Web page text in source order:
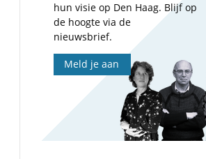
hun visie op Den Haag. Blijf op
de hoogte via de
nieuwsbrief.
Meld je aan